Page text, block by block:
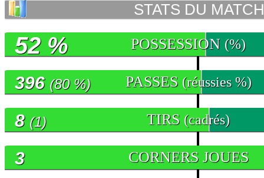
STATS DU MATCH
POSSESSION (%)
52 %
PASSES (réussies %)
396 (80 %)
TIRS (cadrés)
8 (1)
CORNERS JOUES
3